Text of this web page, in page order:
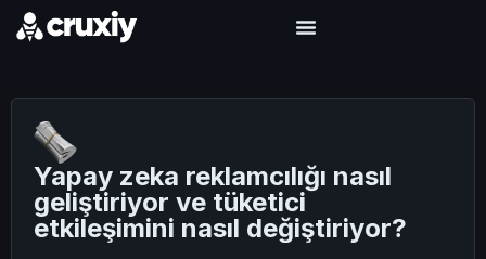
Yapay zeka reklamcılığı nasıl
geliştiriyor ve tüketici
etkileşimini nasıl değiştiriyor?